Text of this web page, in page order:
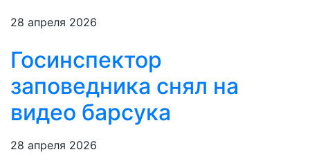
28 апреля 2026
Госинспектор
заповедника снял на
видео барсука
28 апреля 2026